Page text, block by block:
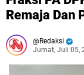
Remaja Dan
Redaksi
Jumat, Juli 05,